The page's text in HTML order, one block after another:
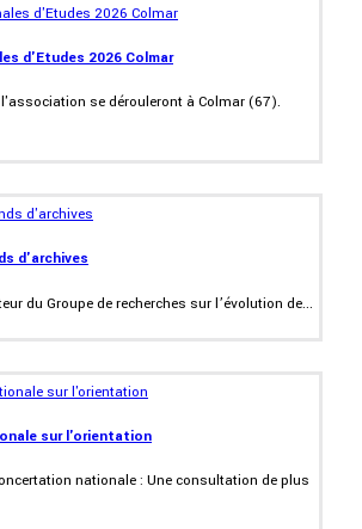
d'Etudes 2026 Colmar
se dérouleront à Colmar (67).
d'archives
du Groupe de recherches sur l’évolution de...
sur l'orientation
nationale : Une consultation de plus